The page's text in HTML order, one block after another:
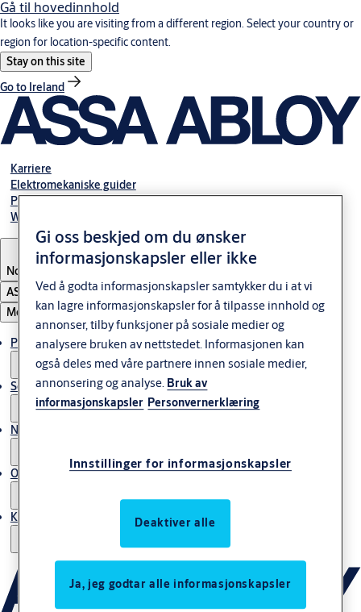
Gå til hovedinnhold
It looks like you are visiting from a different region. Select your country or
region for location-specific content.
Stay on this site
Go to Ireland
Karriere
Elektromekaniske guider
Partner Area
Webshop
Norway
ASSA ABLOY Group
Meny
Produkter og løsninger
Service
Nyheter & artikler
Om ASSA ABLOY Norway
Kontakt oss
Gi oss beskjed om du ønsker
informasjonskapsler eller ikke
Ved å godta informasjonskapsler samtykker du i at vi
kan lagre informasjonskapsler for å tilpasse innhold og
annonser, tilby funksjoner på sosiale medier og
analysere bruken av nettstedet. Informasjonen kan
også deles med våre partnere innen sosiale medier,
annonsering og analyse. Bruk av
informasjonskapsler Personvernerklæring
Innstillinger for informasjonskapsler
Deaktiver alle
Ja, jeg godtar alle informasjonskapsler